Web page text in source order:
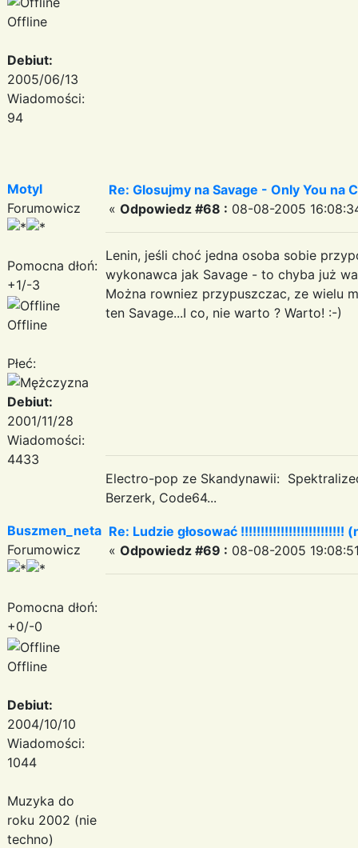
Offline
Debiut:
2005/06/13
Wiadomości:
94
Motyl
Forumowicz
Pomocna dłoń:
+1/-3
Offline
Płeć:
Debiut:
2001/11/28
Wiadomości:
4433
Re: Glosujmy na Savage - Only You na
« Odpowiedz #68 : 08-08-2005
Lenin, jeśli choć jedna osoba sobie
wykonawca jak Savage - to chyba już
Można rowniez przypuszczac, ze wielu
ten Savage...I co, nie warto ? Warto! :-)
Electro-pop ze Skandynawii:
Berzerk, Code64...
Buszmen_neta
Forumowicz
Pomocna dłoń:
+0/-0
Offline
Debiut:
2004/10/10
Wiadomości:
1044
Muzyka do
roku 2002 (nie
techno)
Re: Ludzie głosować !!!!!!!!!!!!!!!!!!!!!!!!!!
« Odpowiedz #69 : 08-08-2005